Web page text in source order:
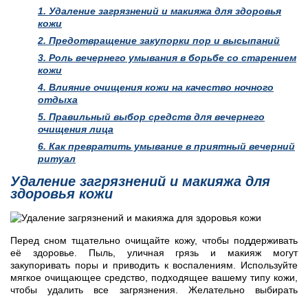
1. Удаление загрязнений и макияжа для здоровья
кожи
2. Предотвращение закупорки пор и высыпаний
3. Роль вечернего умывания в борьбе со старением
кожи
4. Влияние очищения кожи на качество ночного
отдыха
5. Правильный выбор средств для вечернего
очищения лица
6. Как превратить умывание в приятный вечерний
ритуал
Удаление загрязнений и макияжа для
здоровья кожи
Перед сном тщательно очищайте кожу, чтобы поддерживать
её здоровье. Пыль, уличная грязь и макияж могут
закупоривать поры и приводить к воспалениям. Используйте
мягкое очищающее средство, подходящее вашему типу кожи,
чтобы удалить все загрязнения. Желательно выбирать